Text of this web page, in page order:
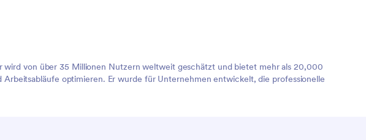
von über 35 Millionen Nutzern weltweit geschätzt und bietet mehr als 20,000
optimieren. Er wurde für Unternehmen entwickelt, die professionelle